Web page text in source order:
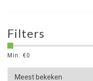
Filters
Min: €0